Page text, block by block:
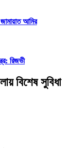
আমির
রিজভী
বিশেষ সুবিধা